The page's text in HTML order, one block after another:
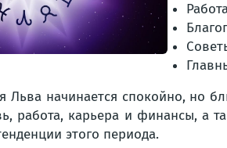
Льва начинается спокойно, но
работа, карьера и финансы, а
этого периода.